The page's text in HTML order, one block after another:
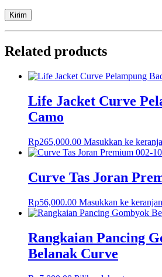
Related products
Life Jacket Curve
Camo
Rp265,000.00 Masukkan ke
Curve Tas Joran
Rp56,000.00 Masukkan ke
Rangkaian Pancing
Belanak Curve